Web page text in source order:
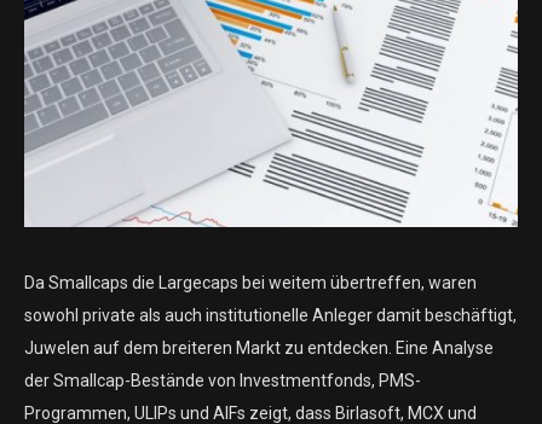
Da Smallcaps die Largecaps bei weitem übertreffen, waren
sowohl private als auch institutionelle Anleger damit beschäftigt,
Juwelen auf dem breiteren Markt zu entdecken. Eine Analyse
der Smallcap-Bestände von Investmentfonds, PMS-
Programmen, ULIPs und AIFs zeigt, dass Birlasoft, MCX und